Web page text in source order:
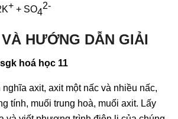
+ + SO4
2-
HƯỚNG DẪN GIẢI
hoá học 11
axit, axit một nấc và nhiều nấc,
tính, muối trung hoà, muối axit. Lấy